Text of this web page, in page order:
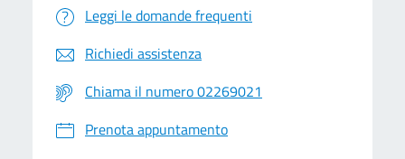
Leggi le domande frequenti
Richiedi assistenza
Chiama il numero 02269021
Prenota appuntamento